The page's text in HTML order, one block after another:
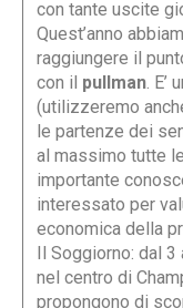
con tante uscite
Quest’anno
raggiungere il
con il pullman. E’
(utilizzeremo
le partenze dei
al massimo tutte
importante
interessato per
economica della
Il Soggiorno: dal
nel centro di
propongono di